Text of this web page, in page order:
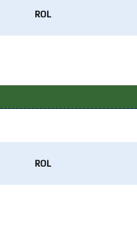
ROL
ROL